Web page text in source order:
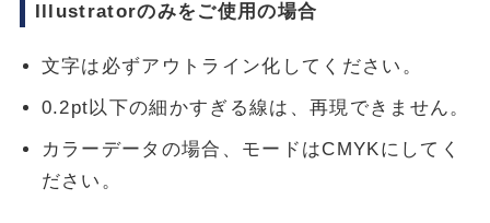
Illustratorのみをご使用の場合
文字は必ずアウトライン化してください。
0.2pt以下の細かすぎる線は、再現できません。
カラーデータの場合、モードはCMYKにしてく
ださい。